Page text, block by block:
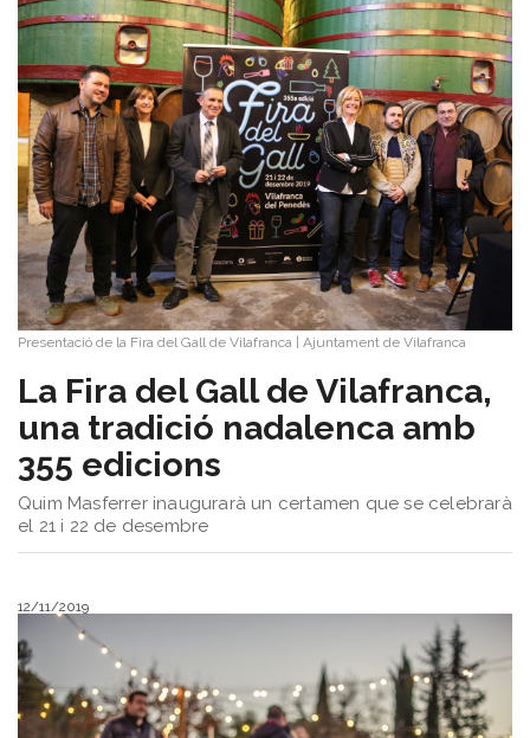
Presentació de la Fira del Gall de Vilafranca | Ajuntament de Vilafranca
La Fira del Gall de Vilafranca,
una tradició nadalenca amb
355 edicions
Quim Masferrer inaugurarà un certamen que se celebrarà
el 21 i 22 de desembre
12/11/2019